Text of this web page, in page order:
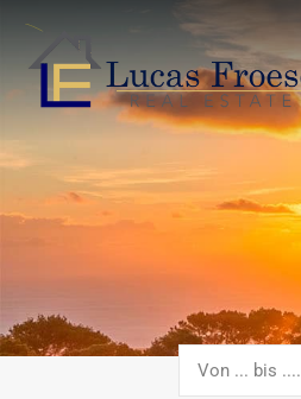
Von ... bis ....